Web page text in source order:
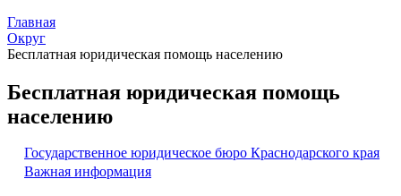
Главная
Округ
Бесплатная юридическая помощь населению
Бесплатная юридическая помощь
населению
Государственное юридическое бюро Краснодарского края
Важная информация